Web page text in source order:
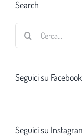
Search
Seguici su Facebook
Seguici su